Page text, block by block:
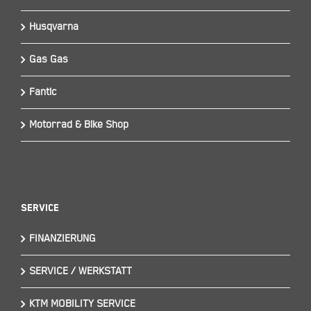
Husqvarna
Gas Gas
Fantic
Motorrad & Bike Shop
Service
FINANZIERUNG
SERVICE / WERKSTATT
KTM MOBILITY SERVICE